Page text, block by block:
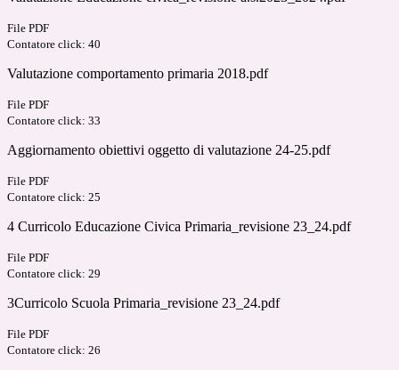
File PDF
Contatore click: 40
Valutazione comportamento primaria 2018.pdf
File PDF
Contatore click: 33
Aggiornamento obiettivi oggetto di valutazione 24-25.pdf
File PDF
Contatore click: 25
4 Curricolo Educazione Civica Primaria_revisione 23_24.pdf
File PDF
Contatore click: 29
3Curricolo Scuola Primaria_revisione 23_24.pdf
File PDF
Contatore click: 26